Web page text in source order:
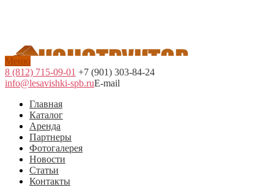
Меню
8 (812) 715-09-01 +7 (901) 303-84-24
info@lesavishki-spb.ruE-mail
Главная
Каталог
Аренда
Партнеры
Фотогалерея
Новости
Статьи
Контакты